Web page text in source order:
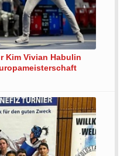
Kim Vivian Habulin